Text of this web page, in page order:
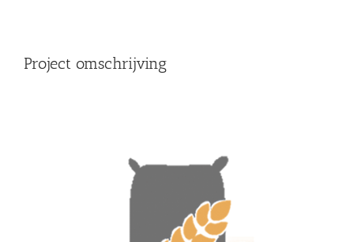
Project omschrijving